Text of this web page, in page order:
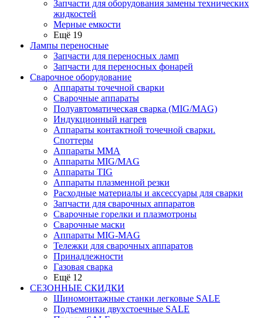
Запчасти для оборудования замены технических
жидкостей
Мерные емкости
Ещё 19
Лампы переносные
Запчасти для переносных ламп
Запчасти для переносных фонарей
Сварочное оборудование
Аппараты точечной сварки
Сварочные аппараты
Полуавтоматическая сварка (MIG/MAG)
Индукционный нагрев
Аппараты контактной точечной сварки.
Споттеры
Аппараты MMA
Аппараты MIG/MAG
Аппараты TIG
Аппараты плазменной резки
Расходные материалы и аксессуары для сварки
Запчасти для сварочных аппаратов
Сварочные горелки и плазмотроны
Сварочные маски
Аппараты MIG-MAG
Тележки для сварочных аппаратов
Принадлежности
Газовая сварка
Ещё 12
СЕЗОННЫЕ СКИДКИ
Шиномонтажные станки легковые SALE
Подъемники двухстоечные SALE